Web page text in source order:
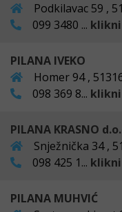
Podkilavac 59 ,
099 3480 ...
PILANA IVEKO
Homer 94 ,
098 369 8...
PILANA KRASNO
Snježnička 34 ,
098 425 1...
PILANA MUHVIĆ